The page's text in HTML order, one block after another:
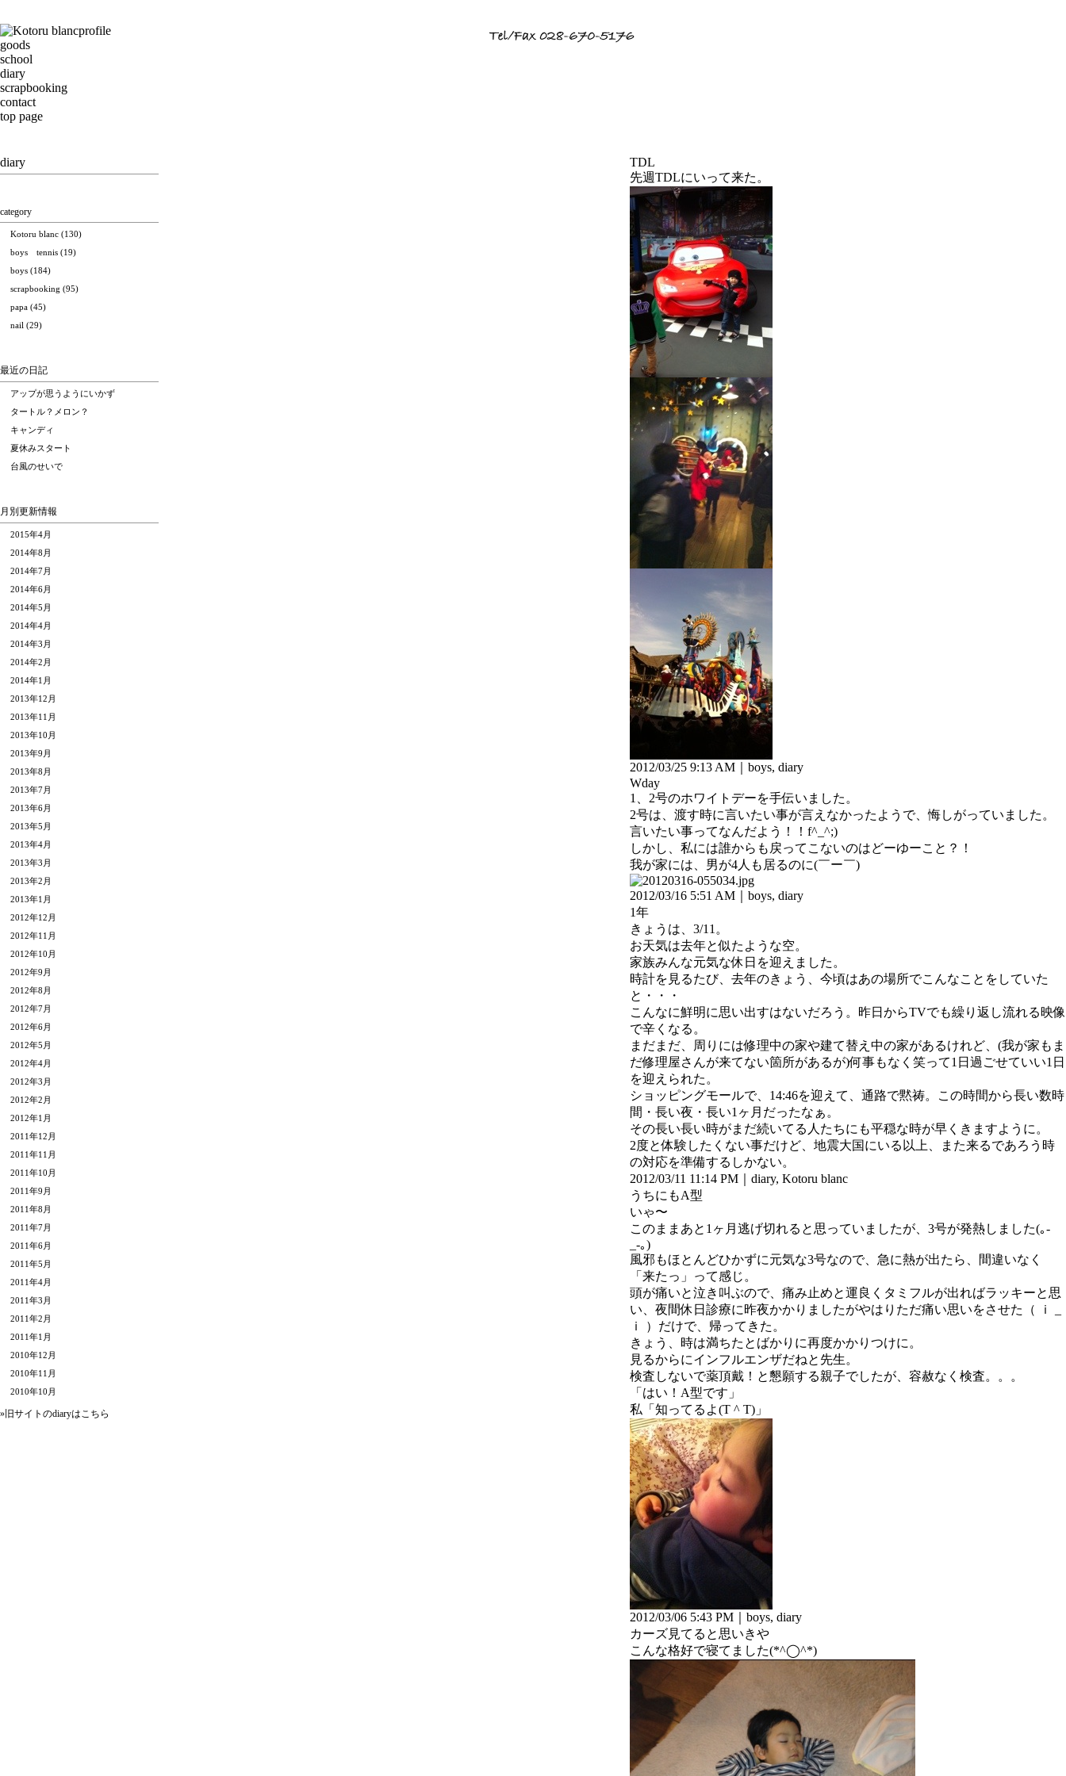
profile
goods
school
diary
scrapbooking
contact
top page
diary
category
Kotoru blanc (130)
boys tennis (19)
boys (184)
scrapbooking (95)
papa (45)
nail (29)
最近の日記
アップが思うようにいかず
タートル？メロン？
キャンディ
夏休みスタート
台風のせいで
月別更新情報
2015年4月
2014年8月
2014年7月
2014年6月
2014年5月
2014年4月
2014年3月
2014年2月
2014年1月
2013年12月
2013年11月
2013年10月
2013年9月
2013年8月
2013年7月
2013年6月
2013年5月
2013年4月
2013年3月
2013年2月
2013年1月
2012年12月
2012年11月
2012年10月
2012年9月
2012年8月
2012年7月
2012年6月
2012年5月
2012年4月
2012年3月
2012年2月
2012年1月
2011年12月
2011年11月
2011年10月
2011年9月
2011年8月
2011年7月
2011年6月
2011年5月
2011年4月
2011年3月
2011年2月
2011年1月
2010年12月
2010年11月
2010年10月
»旧サイトのdiaryはこちら
TDL
先週TDLにいって来た。
2012/03/25 9:13 AM｜ boys, diary
Wday
1、2号のホワイトデーを手伝いました。
2号は、渡す時に言いたい事が言えなかったようで、悔しがっていました。
言いたい事ってなんだよう！！f^_^;)
しかし、私には誰からも戻ってこないのはどーゆーこと？！
我が家には、男が4人も居るのに(￣ー￣)
2012/03/16 5:51 AM｜ boys, diary
1年
きょうは、3/11。
お天気は去年と似たような空。
家族みんな元気な休日を迎えました。
時計を見るたび、去年のきょう、今頃はあの場所でこんなことをしていた
と・・・
こんなに鮮明に思い出すはないだろう。昨日からTVでも繰り返し流れる映像
で辛くなる。
まだまだ、周りには修理中の家や建て替え中の家があるけれど、(我が家もま
だ修理屋さんが来てない箇所があるが)何事もなく笑って1日過ごせていい1日
を迎えられた。
ショッピングモールで、14:46を迎えて、通路で黙祷。この時間から長い数時
間・長い夜・長い1ヶ月だったなぁ。
その長い長い時がまだ続いてる人たちにも平穏な時が早くきますように。
2度と体験したくない事だけど、地震大国にいる以上、また来るであろう時
の対応を準備するしかない。
2012/03/11 11:14 PM｜ diary, Kotoru blanc
うちにもA型
いゃ〜
このままあと1ヶ月逃げ切れると思っていましたが、3号が発熱しました(｡-
_-｡)
風邪もほとんどひかずに元気な3号なので、急に熱が出たら、間違いなく
「来たっ」って感じ。
頭が痛いと泣き叫ぶので、痛み止めと運良くタミフルが出ればラッキーと思
い、夜間休日診療に昨夜かかりましたがやはりただ痛い思いをさせた（ ｉ _
ｉ ）だけで、帰ってきた。
きょう、時は満ちたとばかりに再度かかりつけに。
見るからにインフルエンザだねと先生。
検査しないで薬頂戴！と懇願する親子でしたが、容赦なく検査。。。
「はい！A型です」
私「知ってるよ(T ^ T)」
2012/03/06 5:43 PM｜ boys, diary
カーズ見てると思いきや
こんな格好で寝てました(*^◯^*)